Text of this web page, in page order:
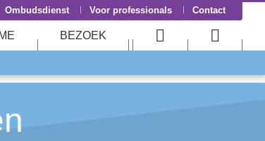
Ombudsdienst Voor professionals Contact
BEZOEK
User
menu
menu